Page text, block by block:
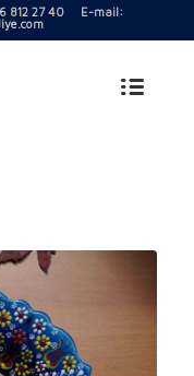
27 40 E-mail: